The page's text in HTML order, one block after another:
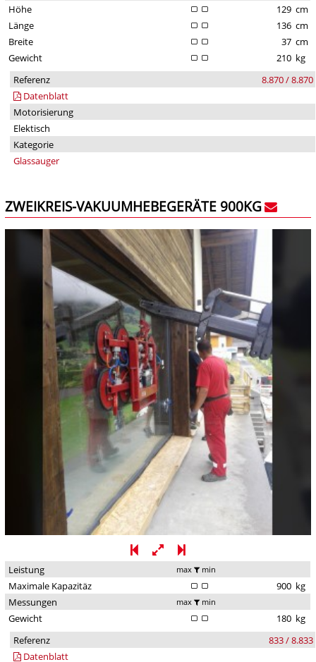
Höhe 129 cm
Länge
136 cm
Breite
37 cm
Gewicht
210 kg
Referenz
8.870 / 8.870
Datenblatt
Motorisierung
Elektisch
Kategorie
Glassauger
ZWEIKREIS-VAKUUMHEBEGERÄTE 900KG
Leistung max min
Maximale Kapazitäz 900 kg
Messungen
max min
Gewicht 180 kg
Referenz
833 / 8.833
Datenblatt